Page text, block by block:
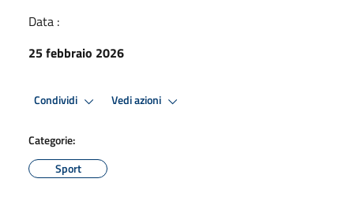
Data :
25 febbraio 2026
Condividi Vedi azioni
Categorie:
Sport